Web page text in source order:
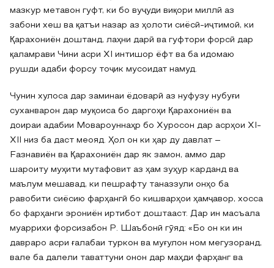
мазкур метавон гуфт, ки бо вуҷуди виқори миллӣ аз
забони хеш ва қатъи назар аз ҳолоти сиёсӣ-иҷтимоӣ, ки
Қарахониён доштанд, лаҳни дарӣ ва гуфтори форсӣ дар
қаламрави Чини асри ХI интишор ёфт ва ба идомаю
рушди адаби форсу тоҷик мусоидат намуд.
Чунин хулоса дар заминаи ёдоварӣ аз нуфузу нубуғи
суханварон дар муқоиса бо даргоҳи Қарахониён ва
доираи адабии Мовароуннаҳр бо Хуросон дар асрҳои XI-
XII низ ба даст меояд. Ҳол он ки ҳар ду давлат –
Fазнавиён ва Қарахониён дар як замон, аммо дар
шароиту муҳити мутафовит аз ҳам зуҳур карданд ва
маълум мешавад, ки пешрафту таназзули онҳо ба
равобити сиёсию фарҳангӣ бо кишварҳои ҳамҷавор, хосса
бо фарҳанги эрониён иртибот доштааст. Дар ин масъала
муаррихи форсизабон Р. Шаъбонӣ гӯяд: «Бо он ки ин
давраро асри ғалабаи туркон ва муғулон ном мегузоранд,
вале ба далели таваттуни онон дар маҳди фарҳанг ва